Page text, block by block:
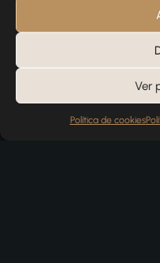
Ver
Política de cookies
EMAIL
MENSAJE